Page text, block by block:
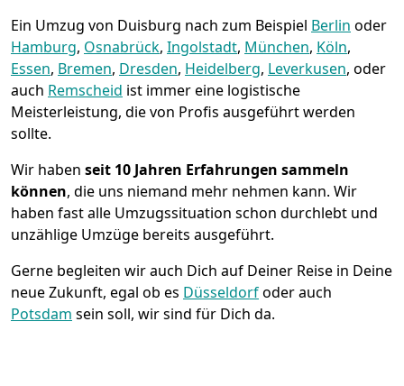
Ein Umzug von Duisburg nach zum Beispiel Berlin oder
Hamburg, Osnabrück, Ingolstadt, München, Köln,
Essen, Bremen, Dresden, Heidelberg, Leverkusen, oder
auch Remscheid ist immer eine logistische
Meisterleistung, die von Profis ausgeführt werden
sollte.
Wir haben seit 10 Jahren Erfahrungen sammeln
können, die uns niemand mehr nehmen kann. Wir
haben fast alle Umzugssituation schon durchlebt und
unzählige Umzüge bereits ausgeführt.
Gerne begleiten wir auch Dich auf Deiner Reise in Deine
neue Zukunft, egal ob es Düsseldorfoder auch
Potsdam sein soll, wir sind für Dich da.